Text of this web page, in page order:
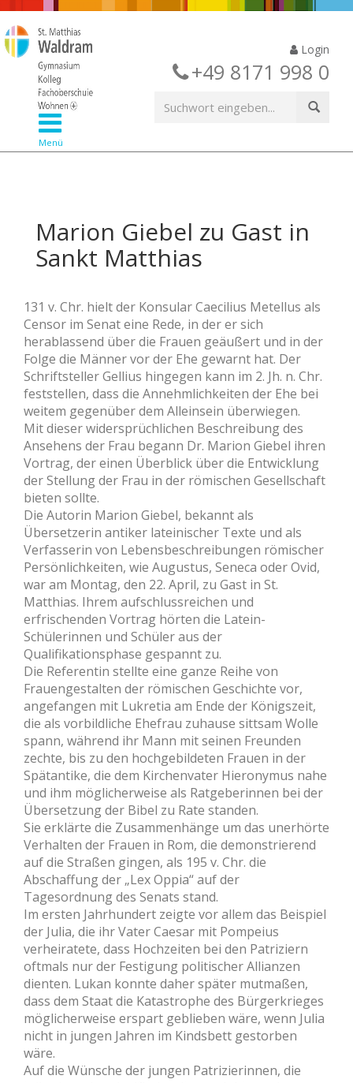
Login
+49 8171 998 0
Menü
Marion Giebel zu Gast in
Sankt Matthias
131 v. Chr. hielt der Konsular Caecilius Metellus als
Censor im Senat eine Rede, in der er sich
herablassend über die Frauen geäußert und in der
Folge die Männer vor der Ehe gewarnt hat. Der
Schriftsteller Gellius hingegen kann im 2. Jh. n. Chr.
feststellen, dass die Annehmlichkeiten der Ehe bei
weitem gegenüber dem Alleinsein überwiegen.
Mit dieser widersprüchlichen Beschreibung des
Ansehens der Frau begann Dr. Marion Giebel ihren
Vortrag, der einen Überblick über die Entwicklung
der Stellung der Frau in der römischen Gesellschaft
bieten sollte.
Die Autorin Marion Giebel, bekannt als
Übersetzerin antiker lateinischer Texte und als
Verfasserin von Lebensbeschreibungen römischer
Persönlichkeiten, wie Augustus, Seneca oder Ovid,
war am Montag, den 22. April, zu Gast in St.
Matthias. Ihrem aufschlussreichen und
erfrischenden Vortrag hörten die Latein-
Schülerinnen und Schüler aus der
Qualifikationsphase gespannt zu.
Die Referentin stellte eine ganze Reihe von
Frauengestalten der römischen Geschichte vor,
angefangen mit Lukretia am Ende der Königszeit,
die als vorbildliche Ehefrau zuhause sittsam Wolle
spann, während ihr Mann mit seinen Freunden
zechte, bis zu den hochgebildeten Frauen in der
Spätantike, die dem Kirchenvater Hieronymus nahe
und ihm möglicherweise als Ratgeberinnen bei der
Übersetzung der Bibel zu Rate standen.
Sie erklärte die Zusammenhänge um das unerhörte
Verhalten der Frauen in Rom, die demonstrierend
auf die Straßen gingen, als 195 v. Chr. die
Abschaffung der „Lex Oppia“ auf der
Tagesordnung des Senats stand.
Im ersten Jahrhundert zeigte vor allem das Beispiel
der Julia, die ihr Vater Caesar mit Pompeius
verheiratete, dass Hochzeiten bei den Patriziern
oftmals nur der Festigung politischer Allianzen
dienten. Lukan konnte daher später mutmaßen,
dass dem Staat die Katastrophe des Bürgerkrieges
möglicherweise erspart geblieben wäre, wenn Julia
nicht in jungen Jahren im Kindsbett gestorben
wäre.
Auf die Wünsche der jungen Patrizierinnen, die